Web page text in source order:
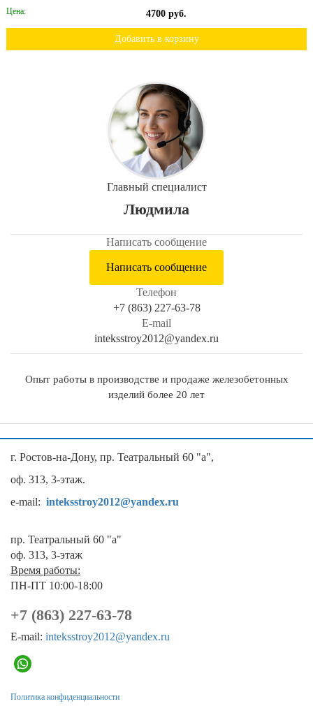
Цена: 4700 руб.
Добавить в корзину
Главный специалист
Людмила
Написать сообщение
Написать сообщение
Телефон
+7 (863) 227-63-78
E-mail
inteksstroy2012@yandex.ru
Опыт работы в производстве и продаже железобетонных
изделий более 20 лет
г. Ростов-на-Дону, пр. Театральный 60 "а",
оф. 313, 3-этаж.
e-mail: inteksstroy2012@yandex.ru
пр. Театральный 60 "а"
оф. 313, 3-этаж
Время работы:
ПН-ПТ 10:00-18:00
+7 (863) 227-63-78
E-mail: inteksstroy2012@yandex.ru
Политика конфиденциальности